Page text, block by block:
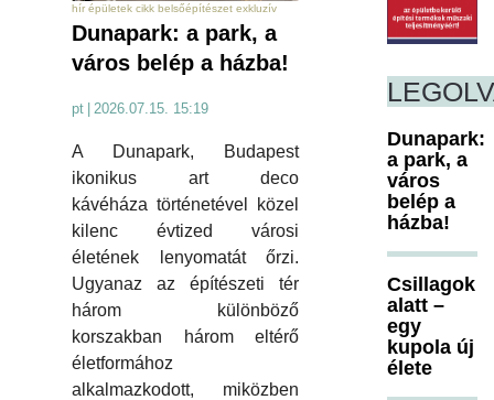
hír épületek cikk belsőépítészet exkluzív
Dunapark: a park, a
város belép a házba!
pt 2026.07.15. 15:19
A Dunapark, Budapest
ikonikus art deco
kávéháza történetével közel
kilenc évtized városi
életének lenyomatát őrzi.
Ugyanaz az építészeti tér
három különböző
korszakban három eltérő
életformához
alkalmazkodott, miközben
Dunapark:
a park, a
város
belép a
házba!
Csillagok
alatt –
egy
kupola új
élete